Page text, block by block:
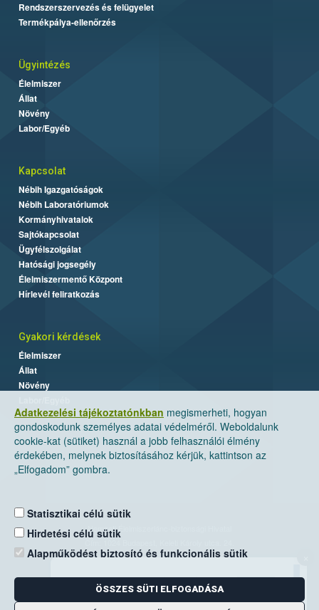
Adatkezelési tájékoztatónkban megismerheti, hogyan
gondoskodunk személyes adatai védelméről. Weboldalunk
cookie-kat (sütiket) használ a jobb felhasználói élmény
érdekében, melynek biztosításához kérjük, kattintson az
„Elfogadom” gombra.
Statisztikai célú sütik
Hirdetési célú sütik
Alapműködést biztosító és funkcionális sütik
ÖSSZES SÜTI ELFOGADÁSA
Rendszerszervezés és felügyelet
Termékpálya-ellenőrzés
Ügyintézés
Élelmiszer
Állat
Növény
Labor/Egyéb
Kapcsolat
Nébih Igazgatóságok
Nébih Laboratóriumok
Kormányhivatalok
Sajtókapcsolat
Ügyfélszolgálat
Hatósági jogsegély
Élelmiszermentő Központ
Hírlevél feliratkozás
Gyakori kérdések
Élelmiszer
Állat
Növény
Nemzeti Élelmiszerlánc-biztonsági Hivatal
Levelezési cím: 1525 Budapest. Pf. 30.
E-mail:ugyfelszolgalat@nebih.gov.hu